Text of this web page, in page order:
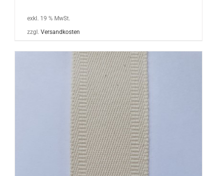
exkl. 19 % MwSt.
zzgl. Versandkosten